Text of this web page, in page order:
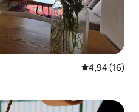
4,94 (16)